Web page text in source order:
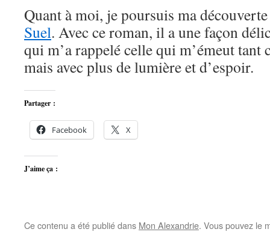
Quant à moi, je poursuis ma
Suel. Avec ce roman, il a une façon
qui m’a rappelé celle qui m’émeut tant
mais avec plus de lumière et d’espoir.
Partager :
Facebook X
J’aime ça :
Ce contenu a été publié dans Mon Alexandrie. Vous pouvez le